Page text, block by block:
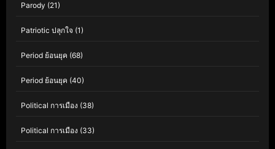
Parody (21)
Patriotic ปลุกใจ (1)
Period ย้อนยุค (68)
Period ย้อนยุค (40)
Political การเมือง (38)
Political การเมือง (33)